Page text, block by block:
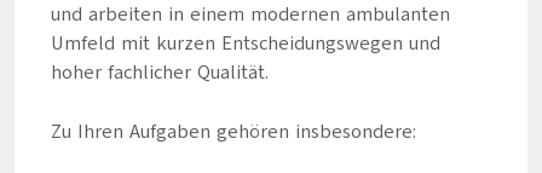
und arbeiten in einem modernen ambulanten
Umfeld mit kurzen Entscheidungswegen und
hoher fachlicher Qualität.
Zu Ihren Aufgaben gehören insbesondere: